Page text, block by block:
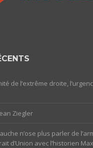
de l’extrême droite,
Ziegler
n’ose plus parler de
d’Union avec l’historien